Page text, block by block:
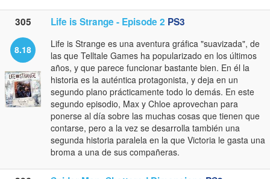
305 Life is Strange - Episode 2 PS3
8.18
Life is Strange es una aventura gráfica "suavizada", de
las que Telltale Games ha popularizado en los últimos
años, y que parece funcionar bastante bien. En él la
historia es la auténtica protagonista, y deja en un
segundo plano prácticamente todo lo demás. En este
segundo episodio, Max y Chloe aprovechan para
ponerse al día sobre las muchas cosas que tienen que
contarse, pero a la vez se desarrolla también una
segunda historia paralela en la que Victoria le gasta una
broma a una de sus compañeras.